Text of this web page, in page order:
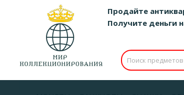
Продайте
Получите деньги